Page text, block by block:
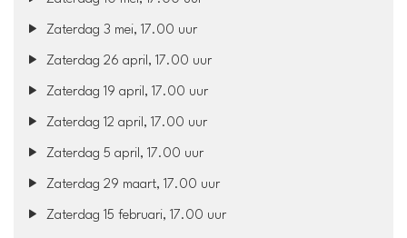
Zaterdag 3 mei, 17.00 uur
Zaterdag 26 april, 17.00 uur
Zaterdag 19 april, 17.00 uur
Zaterdag 12 april, 17.00 uur
Zaterdag 5 april, 17.00 uur
Zaterdag 29 maart, 17.00 uur
Zaterdag 15 februari, 17.00 uur